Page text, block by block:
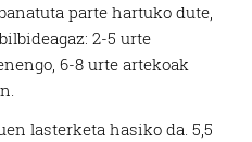
parte hartuko dute,
2-5 urte
6-8 urte artekoak
lasterketa hasiko da. 5,5